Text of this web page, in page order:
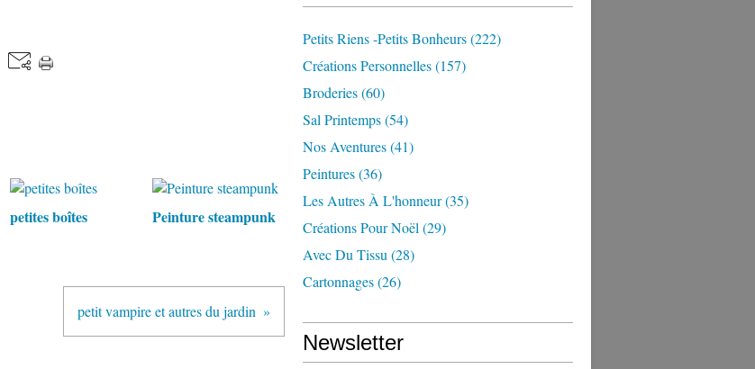
petites boîtes Peinture steampunk
petit vampire et autres du jardin
Petits Riens -petits Bonheurs(222)
Créations Personnelles(157)
Broderies(60)
Sal Printemps(54)
Nos Aventures(41)
Peintures(36)
Les Autres À L'honneur(35)
Créations Pour Noël (29)
Avec Du Tissu (28)
Cartonnages(26)
Newsletter